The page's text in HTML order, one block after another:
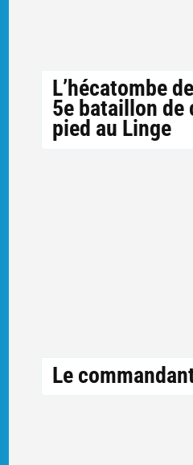
L’hécatombe
5e bataillon de
pied au Linge
Le